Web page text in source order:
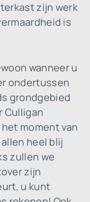
zijn werk
is
wanneer u
ondertussen
grondgebied
Culligan
moment van
heel blij
zullen we
zijn
u kunt